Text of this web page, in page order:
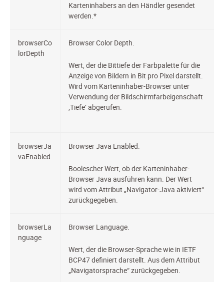
Karteninhabers an den Händler gesendet
werden.*
browserCo
lorDepth
Browser Color Depth.
Wert, der die Bittiefe der Farbpalette für die
Anzeige von Bildern in Bit pro Pixel darstellt.
Wird vom Karteninhaber-Browser unter
Verwendung der Bildschirmfarbeigenschaft
‚Tiefe‘ abgerufen.
browserJa
vaEnabled
Browser Java Enabled.
Boolescher Wert, ob der Karteninhaber-
Browser Java ausführen kann. Der Wert
wird vom Attribut „Navigator-Java aktiviert“
zurückgegeben.
browserLa
nguage
Browser Language.
Wert, der die Browser-Sprache wie in IETF
BCP47 definiert darstellt. Aus dem Attribut
„Navigatorsprache“ zurückgegeben.